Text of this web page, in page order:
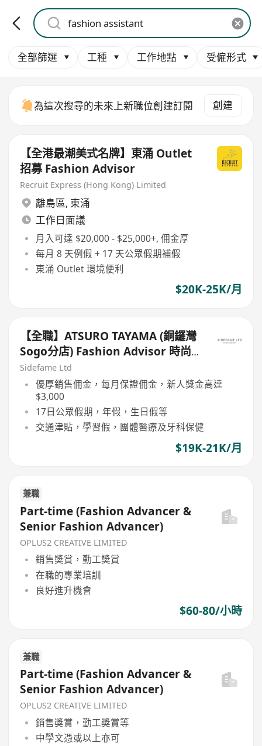
全部篩選 工種 工作地點 受僱形式
為這次搜尋的未來上新職位創建訂閱 創建
【全港最潮美式名牌】東涌 Outlet
招募 Fashion Advisor
Recruit Express (Hong Kong) Limited
離島區, 東涌
工作日面議
月入可達 $20,000 - $25,000+, 佣金厚
每月 8 天例假 + 17 天公眾假期補假
東涌 Outlet 環境便利
$20K-25K/月
【全職】ATSURO TAYAMA (銅鑼灣
Sogo分店) Fashion Advisor 時尚
顧問【永久保證佣金+新人獎金
$3,000】
Sidefame Ltd
優厚銷售佣金，每月保證佣金，新人獎金高達
$3,000
17日公眾假期，年假，生日假等
交通津貼，學習假，團體醫療及牙科保健
$19K-21K/月
兼職
Part-time (Fashion Advancer &
Senior Fashion Advancer)
OPLUS2 CREATIVE LIMITED
銷售奬賞，勤工奬賞
在職的專業培訓
良好進升機會
$60-80/小時
兼職
Part-time (Fashion Advancer &
Senior Fashion Advancer)
OPLUS2 CREATIVE LIMITED
銷售奬賞，勤工奬賞等
中學文憑或以上亦可